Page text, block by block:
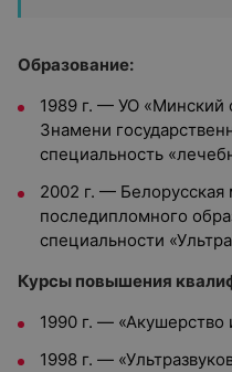
Образование:
1989 г. — УО «Минский
Знамени
специальность
2002 г. —
последипломного
специальности
Курсы повышения
1990 г. — «Акушерство
1998 г. —